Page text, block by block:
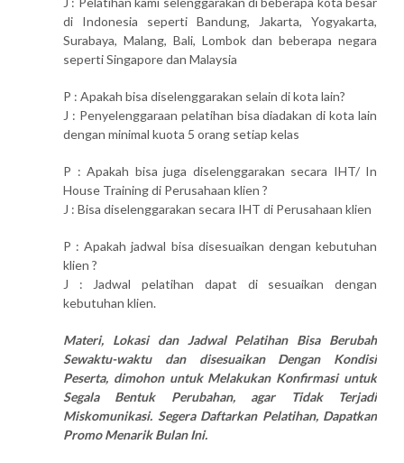
di Indonesia seperti Bandung, Jakarta, Yogyakarta,
Surabaya, Malang, Bali, Lombok dan beberapa negara
seperti Singapore dan Malaysia
P : Apakah bisa diselenggarakan selain di kota lain?
J : Penyelenggaraan pelatihan bisa diadakan di kota lain
dengan minimal kuota 5 orang setiap kelas
P : Apakah bisa juga diselenggarakan secara IHT/ In
House Training di Perusahaan klien ?
J : Bisa diselenggarakan secara IHT di Perusahaan klien
P : Apakah jadwal bisa disesuaikan dengan kebutuhan
klien ?
J : Jadwal pelatihan dapat di sesuaikan dengan
kebutuhan klien.
Materi, Lokasi dan Jadwal Pelatihan Bisa Berubah
Sewaktu-waktu dan disesuaikan Dengan Kondisi
Peserta, dimohon untuk Melakukan Konfirmasi untuk
Segala Bentuk Perubahan, agar Tidak Terjadi
Miskomunikasi. Segera Daftarkan Pelatihan, Dapatkan
Promo Menarik Bulan Ini.